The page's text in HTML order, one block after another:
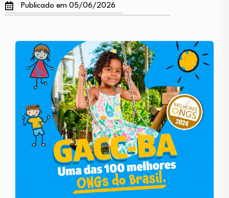
Publicado em 05/06/2026